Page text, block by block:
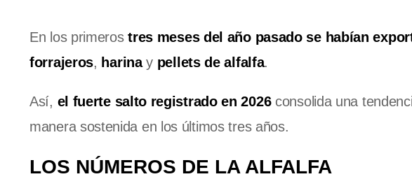
En los primerostres meses del año pasado se habían
forrajeros, harinay pellets de alfalfa.
Así, el fuerte salto registrado en 2026consolida una
manera sostenida en los últimos tres años.
LOS NÚMEROS DE LA ALFALFA